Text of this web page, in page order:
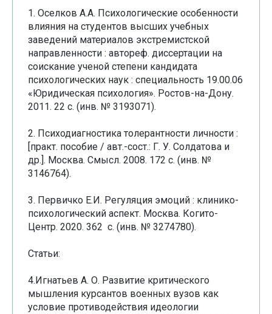
1. Оселков А.А. Психологические особенности
влияния на студентов высших учебных
заведений материалов экстремистской
направленности : автореф. диссертации на
соискание ученой степени кандидата
психологических наук : специальность 19.00.06
«Юридическая психология». Ростов-на-Дону.
2011. 22 с. (инв. № 3193071).
2. Психодиагностика толерантности личности :
[практ. пособие / авт.-сост.: Г. У. Солдатова и
др.]. Москва. Смысл. 2008. 172 с. (инв. №
3146764).
3. Первичко Е.И. Регуляция эмоций : клинико-
психологический аспект. Москва. Когито-
Центр. 2020. 362 с. (инв. № 3274780).
Статьи:
4.Игнатьев А. О. Развитие критического
мышления курсантов военных вузов как
условие противодействия идеологии